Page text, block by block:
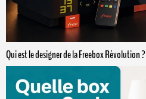
Qui est le designer de la Freebox Révolution ?